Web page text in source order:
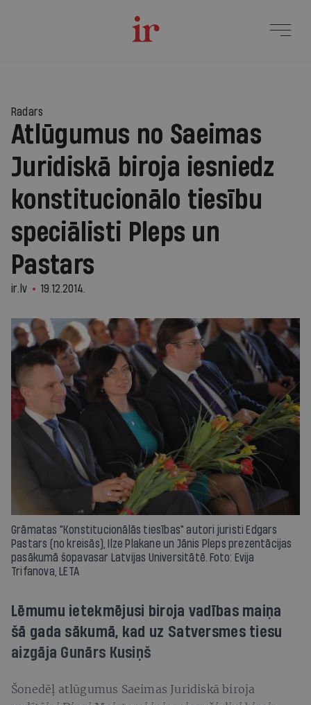
Radars
Atlūgumus no Saeimas
Juridiskā biroja iesniedz
konstitucionālo tiesību
speciālisti Pleps un
Pastars
ir.lv 19.12.2014.
Grāmatas "Konstitucionālās tiesības" autori juristi Edgars
Pastars (no kreisās), Ilze Plakane un Jānis Pleps prezentācijas
pasākumā šopavasar Latvijas Universitātē. Foto: Evija
Trifanova, LETA
Lēmumu ietekmējusi biroja vadības maiņa
šā gada sākumā, kad uz Satversmes tiesu
aizgāja Gunārs Kusiņš
Šonedēļ atlūgumus Saeimas Juridiskā biroja